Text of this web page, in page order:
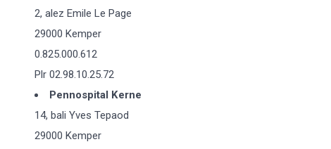
2, alez Emile Le Page
29000 Kemper
0.825.000.612
Plr 02.98.10.25.72
Pennospital Kerne
14, bali Yves Tepaod
29000 Kemper